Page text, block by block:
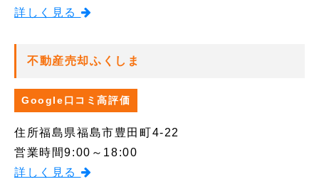
詳しく見る
不動産売却ふくしま
Google口コミ高評価
住所福島県福島市豊田町4-22
営業時間9:00～18:00
詳しく見る